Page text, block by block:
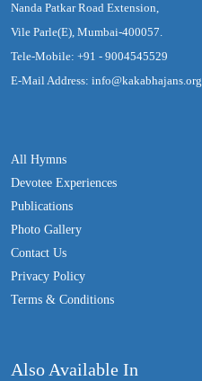
Nanda Patkar Road Extension,
Vile Parle(E), Mumbai-400057.
Tele-Mobile: +91 - 9004545529
E-Mail Address: info@kakabhajans.org
All Hymns
Devotee Experiences
Publications
Photo Gallery
Contact Us
Privacy Policy
Terms & Conditions
Also Available In